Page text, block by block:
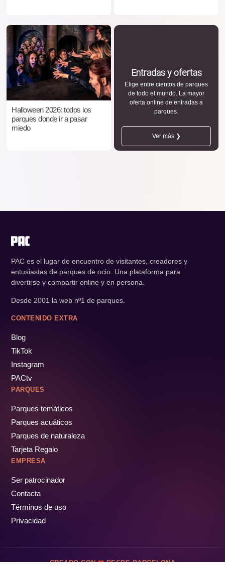
Halloween 2026: todos los
parques donde ir a pasar
miedo
Entradas y ofertas
Elige entre cientos de parques
de todo el mundo. La mayor
oferta online de entradas a
parques.
Ver más ❯
PAC es el lugar de encuentro de visitantes, creadores y
entusiastas de parques de ocio. Una plataforma para
divertirse y compartir online y en persona.
Desde 2001 la web nº1 de parques.
CONTENIDO EXTRA
Blog
TikTok
Instagram
PACtv
PARQUES
Parques temáticos
Parques acuáticos
Parques de naturaleza
Tarjeta Regalo
EMPRESA
Ser patrocinador
Contacta
Términos de uso
Privacidad
CREADO CON DESDE BARCELONA